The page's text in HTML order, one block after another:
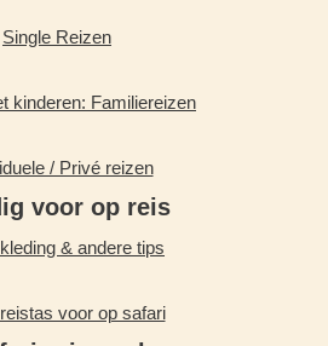
Single Reizen
kinderen: Familiereizen
/ Privé reizen
voor op reis
& andere tips
voor op safari